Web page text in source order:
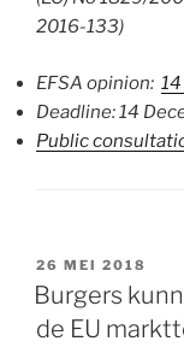
2016-133)
EFSA opinion:
Deadline: 14
Public
GEPLAATST
OP
26 MEI 2018
Burgers
de EU